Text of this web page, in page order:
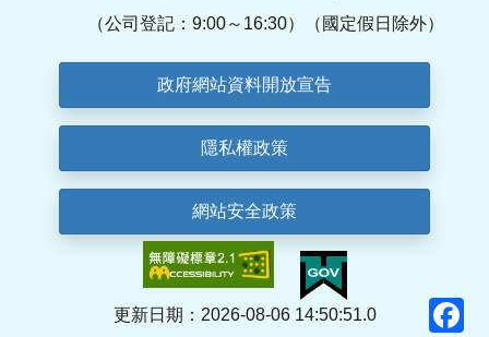
（公司登記：9:00～16:30）（國定假日除外）
政府網站資料開放宣告
隱私權政策
網站安全政策
更新日期：2026-08-06 14:50:51.0